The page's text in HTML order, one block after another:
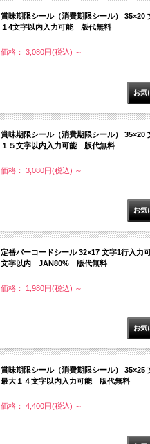
賞味期限シール（消費期限シール） 35×20
１4文字以内入力可能 版代無料
価格： 3,080円(税込) ～
賞味期限シール（消費期限シール） 35×20
１５文字以内入力可能 版代無料
価格： 3,080円(税込) ～
定番バーコードシール 32×17 文字1行入力
文字以内 JAN80% 版代無料
価格： 1,980円(税込) ～
賞味期限シール（消費期限シール） 35×25
最大１４文字以内入力可能 版代無料
価格： 4,400円(税込) ～